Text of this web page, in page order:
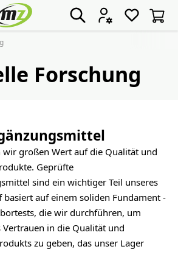
Forschung
wir großen Wert auf die Qualität und
Geprüfte
sind ein wichtiger Teil unseres
basiert auf einem soliden Fundament -
die wir durchführen, um
Vertrauen in die Qualität und
zu geben, das unser Lager